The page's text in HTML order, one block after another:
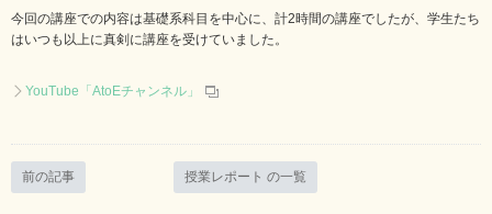
今回の講座での内容は基礎系科目を中心に、計2時間の講座でしたが、学生たち
はいつも以上に真剣に講座を受けていました。
YouTube「AtoEチャンネル」
前の記事 授業レポート の一覧